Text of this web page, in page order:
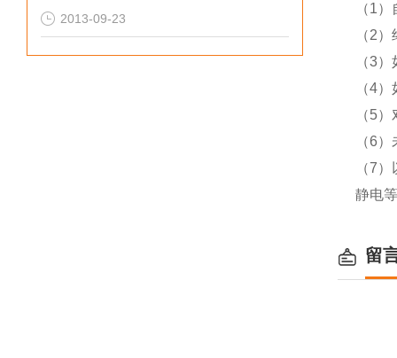
2013-09-23
（1
（2
（3
（4
（5
（6
（7
静电
留